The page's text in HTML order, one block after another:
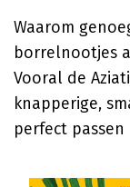
Waarom
borrelnootjes
Vooral de
knapperige,
perfect